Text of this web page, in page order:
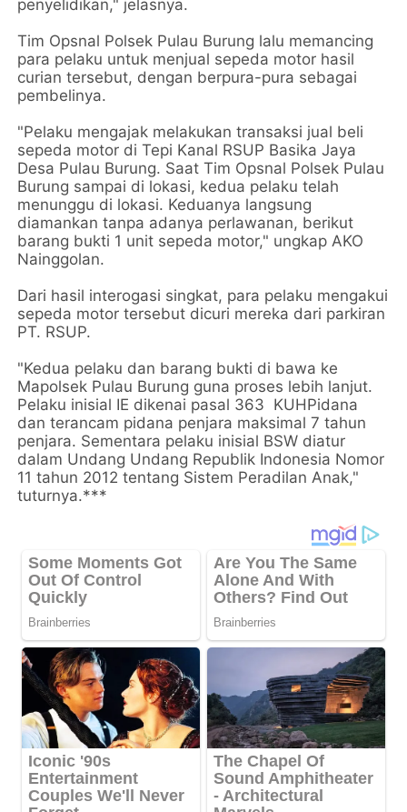
penyelidikan," jelasnya.
Tim Opsnal Polsek Pulau Burung lalu memancing
para pelaku untuk menjual sepeda motor hasil
curian tersebut, dengan berpura-pura sebagai
pembelinya.
"Pelaku mengajak melakukan transaksi jual beli
sepeda motor di Tepi Kanal RSUP Basika Jaya
Desa Pulau Burung. Saat Tim Opsnal Polsek Pulau
Burung sampai di lokasi, kedua pelaku telah
menunggu di lokasi. Keduanya langsung
diamankan tanpa adanya perlawanan, berikut
barang bukti 1 unit sepeda motor," ungkap AKO
Nainggolan.
Dari hasil interogasi singkat, para pelaku mengakui
sepeda motor tersebut dicuri mereka dari parkiran
PT. RSUP.
"Kedua pelaku dan barang bukti di bawa ke
Mapolsek Pulau Burung guna proses lebih lanjut.
Pelaku inisial IE dikenai pasal 363 KUHPidana
dan terancam pidana penjara maksimal 7 tahun
penjara. Sementara pelaku inisial BSW diatur
dalam Undang Undang Republik Indonesia Nomor
11 tahun 2012 tentang Sistem Peradilan Anak,"
tuturnya.***